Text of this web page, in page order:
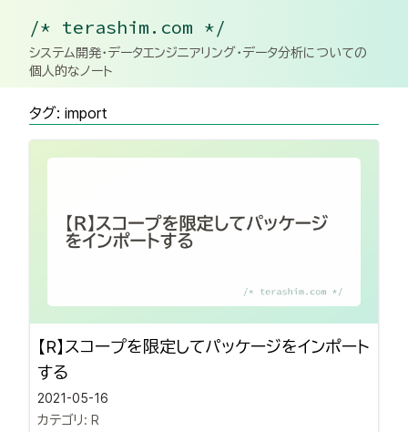
/* terashim.com */
システム開発・データエンジニアリング・データ分析についての
個人的なノート
タグ: import
【R】スコープを限定してパッケージをインポート
する
2021-05-16
カテゴリ: R